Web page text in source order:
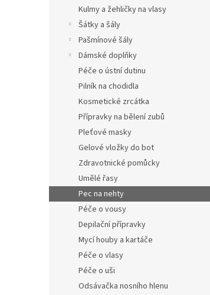
Kulmy a žehličky na vlasy
Šátky a šály
Pašmínové šály
Dámské doplňky
Péče o ústní dutinu
Pilník na chodidla
Kosmetické zrcátka
Přípravky na bělení zubů
Pleťové masky
Gelové vložky do bot
Zdravotnické pomůcky
Umělé řasy
Pec na nehty
Péče o vousy
Depilační přípravky
Mycí houby a kartáče
Péče o vlasy
Péče o uši
Odsávačka nosního hlenu